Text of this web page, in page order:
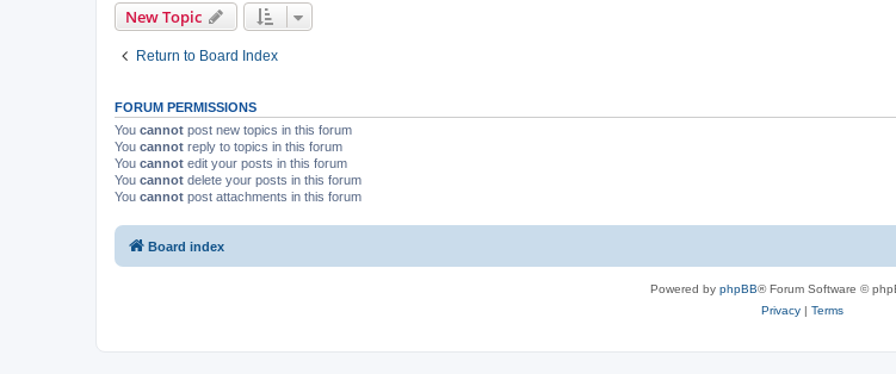
New Topic
Return to Board Index
FORUM PERMISSIONS
You cannot post new topics in this forum
You cannot reply to topics in this forum
You cannot edit your posts in this forum
You cannot delete your posts in this forum
You cannot post attachments in this forum
Board index
Powered by phpBB® Forum Software ©
Privacy| Terms